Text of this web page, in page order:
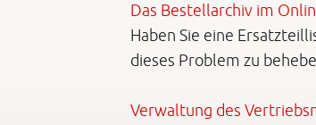
Das Bestellarchiv im
Haben Sie eine
dieses Problem zu
Verwaltung des